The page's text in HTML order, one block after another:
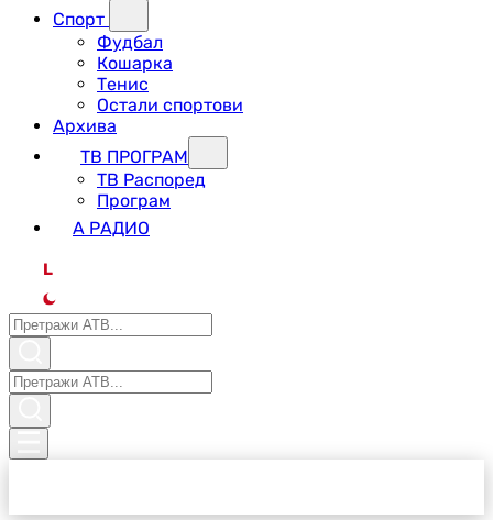
Спорт
Фудбал
Кошарка
Тенис
Остали спортови
Архива
ТВ ПРОГРАМ
ТВ Распоред
Програм
А РАДИО
L